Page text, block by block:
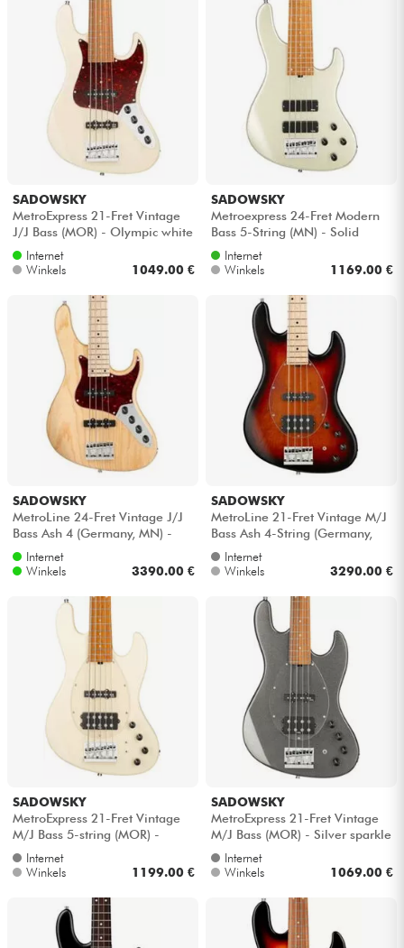
SADOWSKY
MetroExpress 21-Fret Vintage
J/J Bass (MOR) - Olympic white
Internet
Winkels
1049.00 €
SADOWSKY
Metroexpress 24-Fret Modern
Bass 5-String (MN) - Solid
champagne metallic
Internet
Winkels
1169.00 €
SADOWSKY
MetroLine 24-Fret Vintage J/J
Bass Ash 4 (Germany, MN) -
Natural satin
Internet
Winkels
3390.00 €
SADOWSKY
MetroLine 21-Fret Vintage M/J
Bass Ash 4-String (Germany,
MN) - Almond sunburst trans. ...
Internet
Winkels
3290.00 €
SADOWSKY
MetroExpress 21-Fret Vintage
M/J Bass 5-string (MOR) -
Olympic white
Internet
Winkels
1199.00 €
SADOWSKY
MetroExpress 21-Fret Vintage
M/J Bass (MOR) - Silver sparkle
Internet
Winkels
1069.00 €